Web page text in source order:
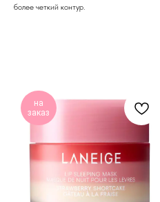
более четкий контур.
на
заказ